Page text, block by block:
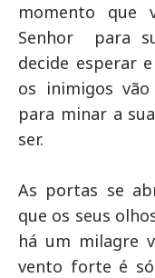
momento que
Senhor para
decide esperar
os inimigos
para minar a
ser.
As portas se
que os seus
há um milagre
vento forte é